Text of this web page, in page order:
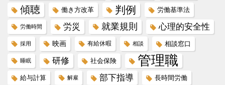
傾聴 働き方改革 判例 労働基準法
労働時間 労災 就業規則 心理的安全性
採用 映画 有給休暇 相談 相談窓口
睡眠 研修 社会保険 管理職
給与計算 解雇 部下指導 長時間労働